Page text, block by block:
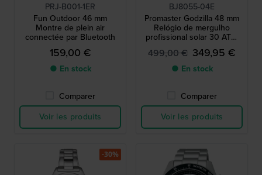
PRJ-B001-1ER
Fun Outdoor 46 mm
Montre de plein air
connectée par Bluetooth
159,00 €
● En stock
Comparer
Voir les produits
BJ8055-04E
Promaster Godzilla 48 mm
Relógio de mergulho
profissional solar 30 ATM
com extensor de bracelete
499,00 € 349,95 €
● En stock
Comparer
Voir les produits
-30%